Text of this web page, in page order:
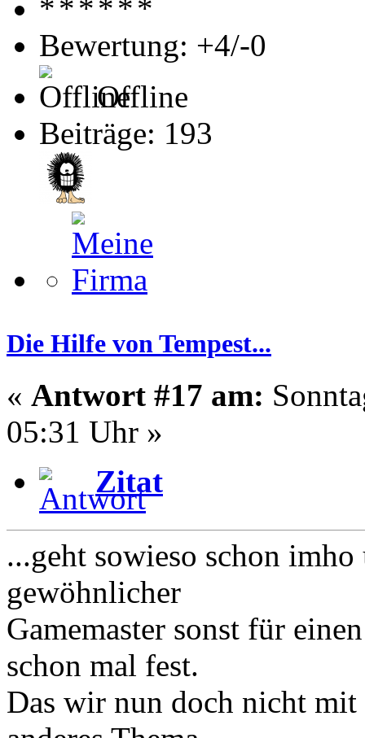
Bewertung: +4/-0
Offline
Beiträge: 193
Die Hilfe von Tempest...
« Antwort #17 am:
05:31 Uhr »
Zitat
...geht sowieso schon
gewöhnlicher
Gamemaster sonst für
schon mal fest.
Das wir nun doch nicht